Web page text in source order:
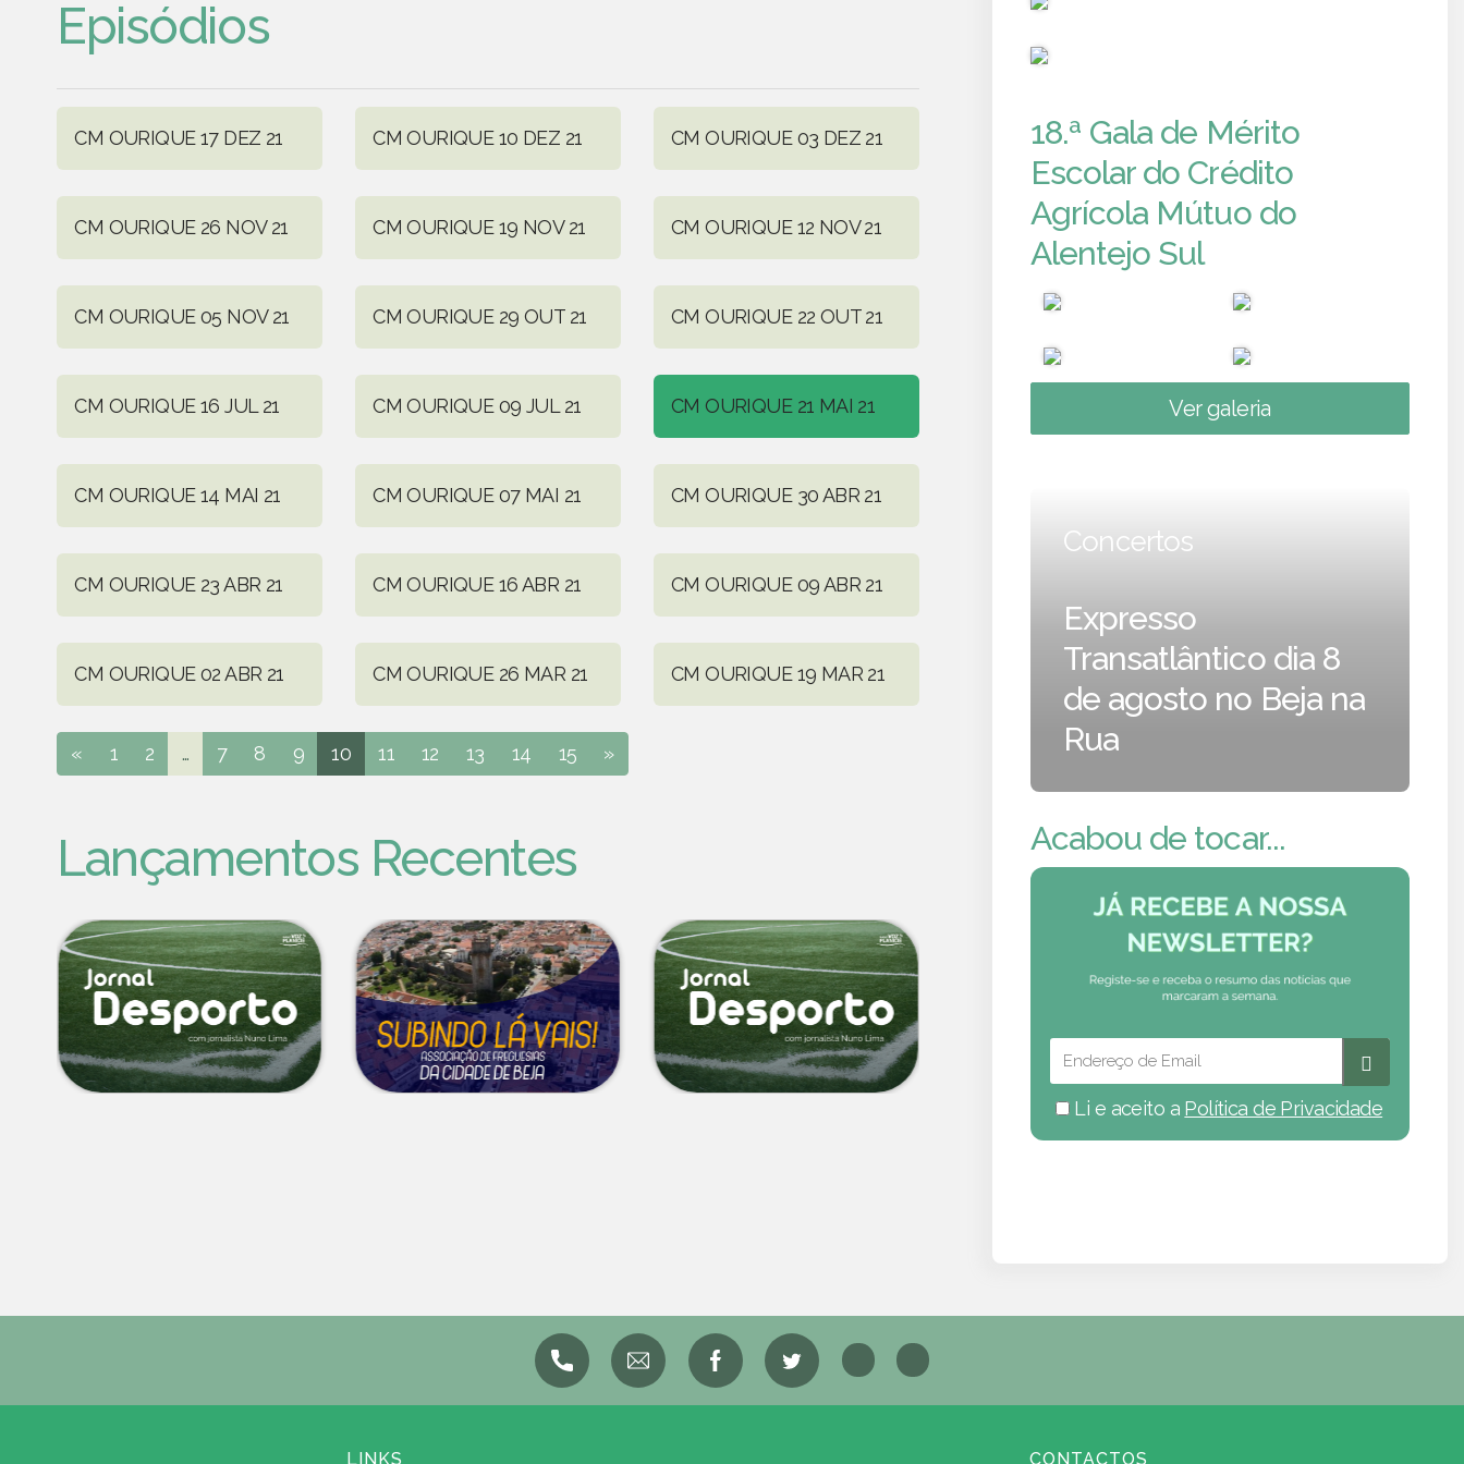
Episódios
CM OURIQUE 17 DEZ 21 CM OURIQUE 10 DEZ 21 CM OURIQUE 03 DEZ 21
CM OURIQUE 26 NOV 21 CM OURIQUE 19 NOV 21 CM OURIQUE 12 NOV 21
CM OURIQUE 05 NOV 21 CM OURIQUE 29 OUT 21 CM OURIQUE 22 OUT 21
CM OURIQUE 16 JUL 21 CM OURIQUE 09 JUL 21 CM OURIQUE 21 MAI 21
CM OURIQUE 14 MAI 21 CM OURIQUE 07 MAI 21 CM OURIQUE 30 ABR 21
CM OURIQUE 23 ABR 21 CM OURIQUE 16 ABR 21 CM OURIQUE 09 ABR 21
CM OURIQUE 02 ABR 21 CM OURIQUE 26 MAR 21 CM OURIQUE 19 MAR 21
« 1 2 ... 7 8 9 10 11 12 13 14 15 »
Lançamentos Recentes
18.ª Gala de Mérito
Escolar do Crédito
Agrícola Mútuo do
Alentejo Sul
Ver galeria
Concertos
Expresso
Transatlântico dia 8
de agosto no Beja na
Rua
Acabou de tocar...
Li e aceito a Política de Privacidade
LINKS CONTACTOS